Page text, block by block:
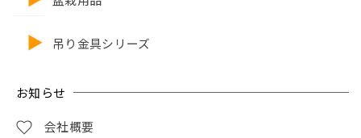
吊り金具シリーズ
お知らせ
会社概要